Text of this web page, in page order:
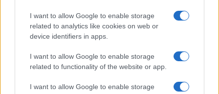
I want to allow Google to enable storage
related to analytics like cookies on web or
device identifiers in apps.
I want to allow Google to enable storage
related to functionality of the website or app.
I want to allow Google to enable storage
provavelmente se aposentará em cerca de 2025 com cerca
de US $ 1,1 bilhão em ganhos totais de carreira. Pela
como Michael Jordan, Magic Johnson e Kobe Bryant, seu
quando ele tiver 51 anos.